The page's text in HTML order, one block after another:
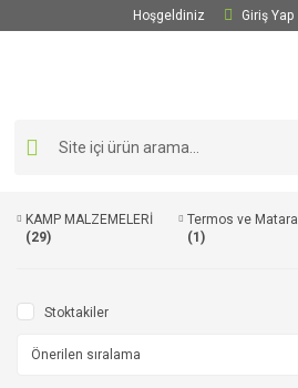
Hoşgeldiniz Giriş Yap
KAMP MALZEMELERİ
(29)
Termos ve Matara
(1)
Stoktakiler